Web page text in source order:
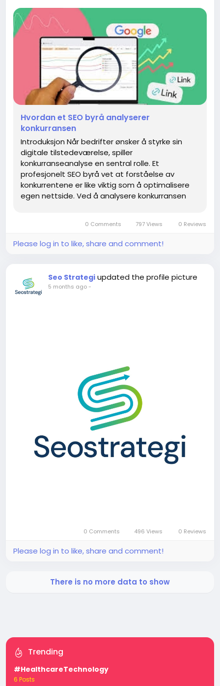
Hvordan et SEO byrå analyserer
konkurransen
Introduksjon Når bedrifter ønsker å styrke sin
digitale tilstedeværelse, spiller
konkurranseanalyse en sentral rolle. Et
profesjonelt SEO byrå vet at forståelse av
konkurrentene er like viktig som å optimalisere
egen nettside. Ved å analysere konkurransen
0 Comments 797 Views 0 Reviews
Please log in to like, share and comment!
Seo Strategi updated the profile picture
5 months ago-
0 Comments 496 Views 0 Reviews
Please log in to like, share and comment!
There is no more data to show
Trending
#HealthcareTechnology
6 Posts